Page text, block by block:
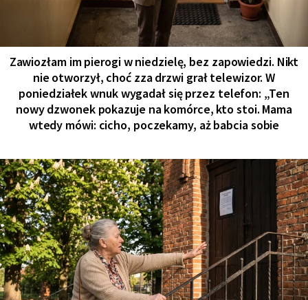
Zawiozłam im pierogi w niedzielę, bez zapowiedzi. Nikt
nie otworzył, choć zza drzwi grał telewizor. W
poniedziałek wnuk wygadał się przez telefon: „Ten
nowy dzwonek pokazuje na komórce, kto stoi. Mama
wtedy mówi: cicho, poczekamy, aż babcia sobie